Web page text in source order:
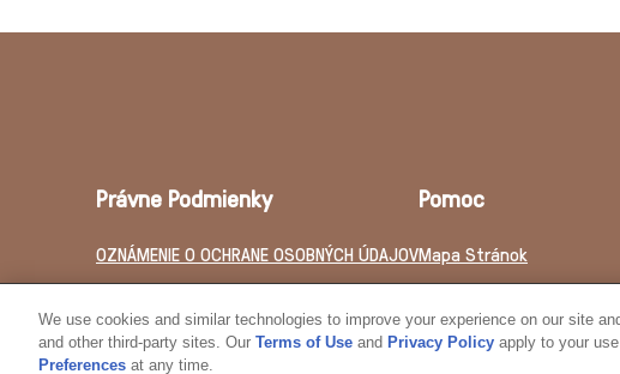
Právne Podmienky
OZNÁMENIE O OCHRANE OSOBNÝCH ÚDAJOV
Právne Dojednanie
Oznámenie O Súboroch Cookie
Pomoc
Mapa Stránok
Kontakt
We use cookies and similar technologies to improve your experience on our site
and other third-party sites. Our Terms of Use and Privacy Policy apply to your
Preferences at any time.